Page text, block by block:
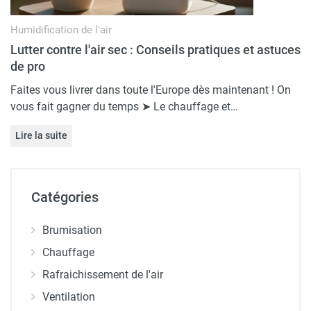
Humidification de l'air
Lutter contre l'air sec : Conseils pratiques et astuces
de pro
Faites vous livrer dans toute l'Europe dès maintenant ! On
vous fait gagner du temps ➤ Le chauffage et…
Lire la suite
Catégories
Brumisation
Chauffage
Rafraichissement de l'air
Ventilation